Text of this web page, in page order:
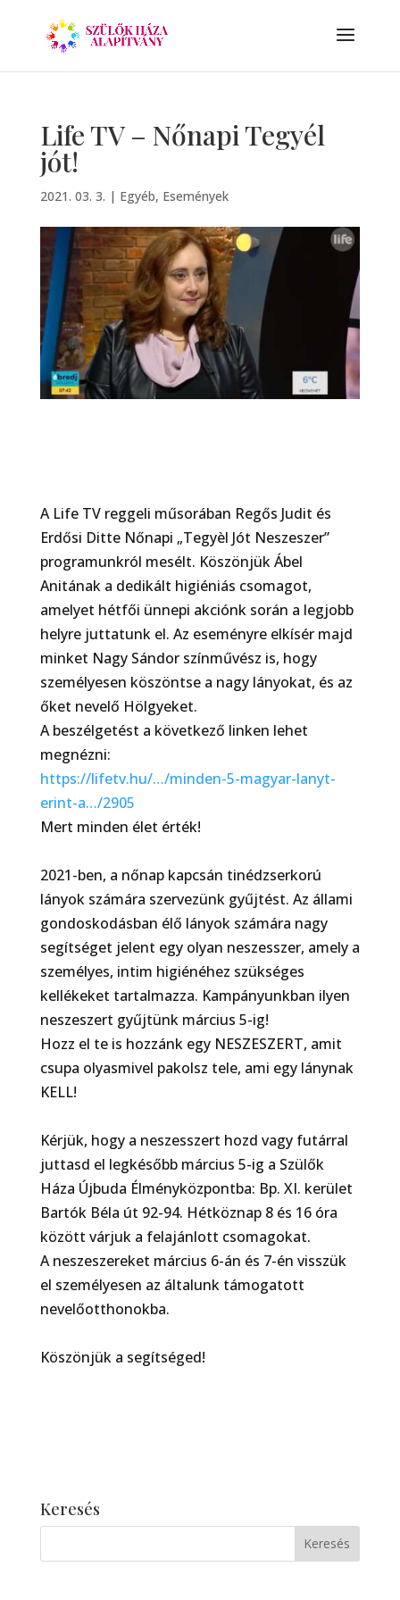
Life TV – Nőnapi Tegyél
jót!
2021. 03. 3. | Egyéb, Események
A Life TV reggeli műsorában Regős Judit és
Erdősi Ditte Nőnapi „Tegyèl Jót Neszeszer”
programunkról mesélt. Köszönjük Ábel
Anitának a dedikált higiéniás csomagot,
amelyet hétfői ünnepi akciónk során a legjobb
helyre juttatunk el. Az eseményre elkísér majd
minket Nagy Sándor színművész is, hogy
személyesen köszöntse a nagy lányokat, és az
őket nevelő Hölgyeket.
A beszélgetést a következő linken lehet
megnézni:
https://lifetv.hu/…/minden-5-magyar-lanyt-
erint-a…/2905
Mert minden élet érték!
2021-ben, a nőnap kapcsán tinédzserkorú
lányok számára szervezünk gyűjtést. Az állami
gondoskodásban élő lányok számára nagy
segítséget jelent egy olyan neszesszer, amely a
személyes, intim higiénéhez szükséges
kellékeket tartalmazza. Kampányunkban ilyen
neszeszert gyűjtünk március 5-ig!
Hozz el te is hozzánk egy NESZESZERT, amit
csupa olyasmivel pakolsz tele, ami egy lánynak
KELL!
Kérjük, hogy a neszesszert hozd vagy futárral
juttasd el legkésőbb március 5-ig a Szülők
Háza Újbuda Élményközpontba: Bp. XI. kerület
Bartók Béla út 92-94. Hétköznap 8 és 16 óra
között várjuk a felajánlott csomagokat.
A neszeszereket március 6-án és 7-én visszük
el személyesen az általunk támogatott
nevelőotthonokba.
Köszönjük a segítséged!
Keresés